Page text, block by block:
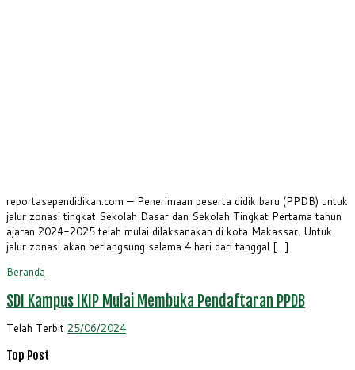
reportasependidikan.com — Penerimaan peserta didik baru (PPDB) untuk
jalur zonasi tingkat Sekolah Dasar dan Sekolah Tingkat Pertama tahun
ajaran 2024-2025 telah mulai dilaksanakan di kota Makassar. Untuk
jalur zonasi akan berlangsung selama 4 hari dari tanggal […]
Beranda
SDI Kampus IKIP Mulai Membuka Pendaftaran PPDB
Telah Terbit 25/06/2024
Top Post